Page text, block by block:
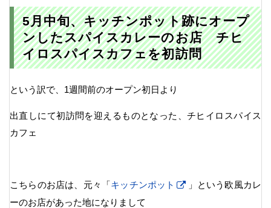
5月中旬、キッチンポット跡にオープ
ンしたスパイスカレーのお店 チヒ
イロスパイスカフェを初訪問
という訳で、1週間前のオープン初日より
出直しにて初訪問を迎えるものとなった、チヒイロスパイス
カフェ
こちらのお店は、元々「キッチンポット
」という欧風カレ
ーのお店があった地になりまして